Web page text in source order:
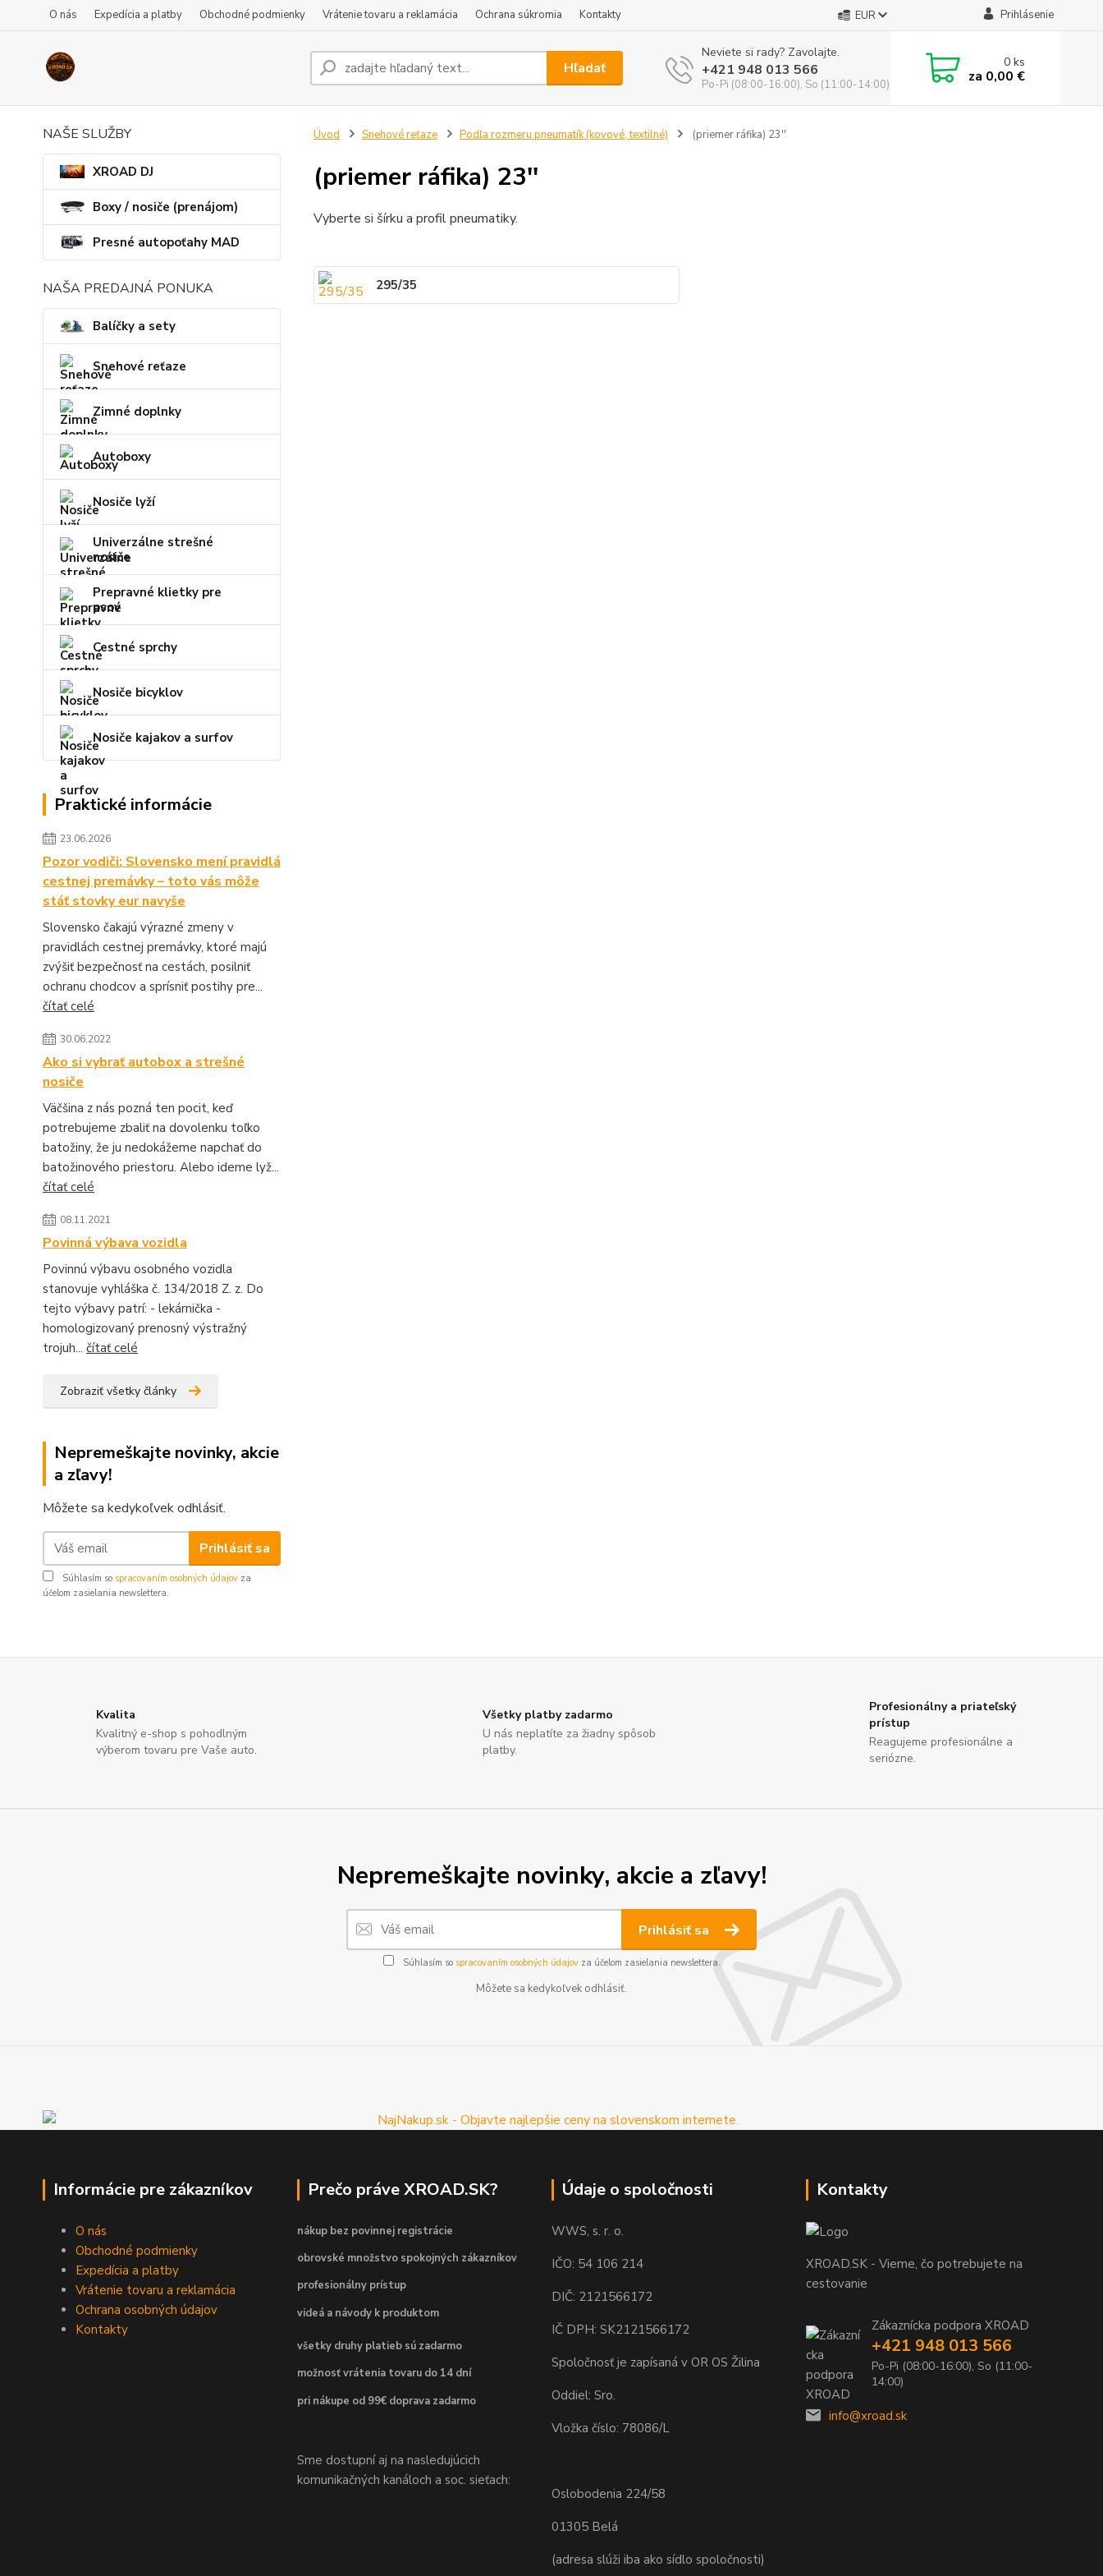
O nás Expedícia a platby Obchodné podmienky Vrátenie tovaru a reklamácia Ochrana súkromia Kontakty EUR Prihlásenie
Hľadať
Neviete si rady? Zavolajte.
+421 948 013 566
Po-Pi (08:00-16:00), So (11:00-14:00)
0ks
za 0,00 €
NAŠE SLUŽBY
XROAD DJ
Boxy / nosiče (prenájom)
Presné autopoťahy MAD
NAŠA PREDAJNÁ PONUKA
Balíčky a sety
Snehové reťaze
Zimné doplnky
Autoboxy
Nosiče lyží
Univerzálne strešné
nosiče
Prepravné klietky pre
psov
Cestné sprchy
Nosiče bicyklov
Nosiče kajakov a surfov
Praktické informácie
23.06.2026
Pozor vodiči: Slovensko mení pravidlá
cestnej premávky – toto vás môže
stáť stovky eur navyše
Slovensko čakajú výrazné zmeny v
pravidlách cestnej premávky, ktoré majú
zvýšiť bezpečnosť na cestách, posilniť
ochranu chodcov a sprísniť postihy pre...
čítať celé
30.06.2022
Ako si vybrať autobox a strešné
nosiče
Väčšina z nás pozná ten pocit, keď
potrebujeme zbaliť na dovolenku toľko
batožiny, že ju nedokážeme napchať do
batožinového priestoru. Alebo ideme lyž...
čítať celé
08.11.2021
Povinná výbava vozidla
Povinnú výbavu osobného vozidla
stanovuje vyhláška č. 134/2018 Z. z. Do
tejto výbavy patrí: - lekárnička -
homologizovaný prenosný výstražný
trojuh... čítať celé
Zobraziť všetky články
Nepremeškajte novinky, akcie
a zľavy!
Môžete sa kedykoľvek odhlásiť.
Prihlásiť sa
Súhlasím so spracovaním osobných údajov za
účelom zasielania newslettera.
Úvod Snehové reťaze Podľa rozmeru pneumatík (kovové, textilné) (priemer ráfika) 23''
(priemer ráfika) 23''
Vyberte si šírku a profil pneumatiky.
295/35
Kvalita
Kvalitný e-shop s pohodlným
výberom tovaru pre Vaše auto.
Všetky platby zadarmo
U nás neplatíte za žiadny spôsob
platby.
Profesionálny a priateľský
prístup
Reagujeme profesionálne a
seriózne.
Nepremeškajte novinky, akcie a zľavy!
Prihlásiť sa
Súhlasím so spracovaním osobných údajovza účelom zasielania newslettera.
Môžete sa kedykoľvek odhlásiť.
Informácie pre zákazníkov
O nás
Obchodné podmienky
Expedícia a platby
Vrátenie tovaru a reklamácia
Ochrana osobných údajov
Kontakty
Prečo práve XROAD.SK?
nákup bez povinnej registrácie
obrovské množstvo spokojných zákazníkov
profesionálny prístup
videá a návody k produktom
všetky druhy platieb sú zadarmo
možnosť vrátenia tovaru do 14 dní
pri nákupe od 99€ doprava zadarmo
Sme dostupní aj na nasledujúcich
komunikačných kanáloch a soc. sieťach:
Údaje o spoločnosti
WWS, s. r. o.
IČO: 54 106 214
DIČ: 2121566172
IČ DPH: SK2121566172
Spoločnosť je zapísaná v OR OS Žilina
Oddiel: Sro.
Vložka číslo: 78086/L
Oslobodenia 224/58
01305 Belá
(adresa slúži iba ako sídlo spoločnosti)
Kontakty
XROAD.SK - Vieme, čo potrebujete na
cestovanie
Zákaznícka podpora XROAD
+421 948 013 566
Po-Pi (08:00-16:00), So (11:00-
14:00)
info@xroad.sk